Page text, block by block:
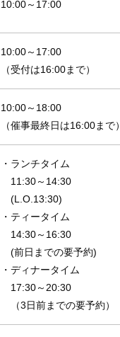
10:00～17:00
10:00～17:00
（受付は16:00まで）
10:00～18:00
（催事最終日は16:00まで）
・ランチタイム
11:30～14:30
(L.O.13:30)
・ティータイム
14:30～16:30
(前日までの要予約)
・ディナータイム
17:30～20:30
（3日前までの要予約）